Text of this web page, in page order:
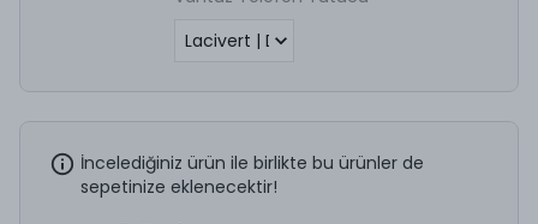
İncelediğiniz ürün ile birlikte bu ürünler de
sepetinize eklenecektir!